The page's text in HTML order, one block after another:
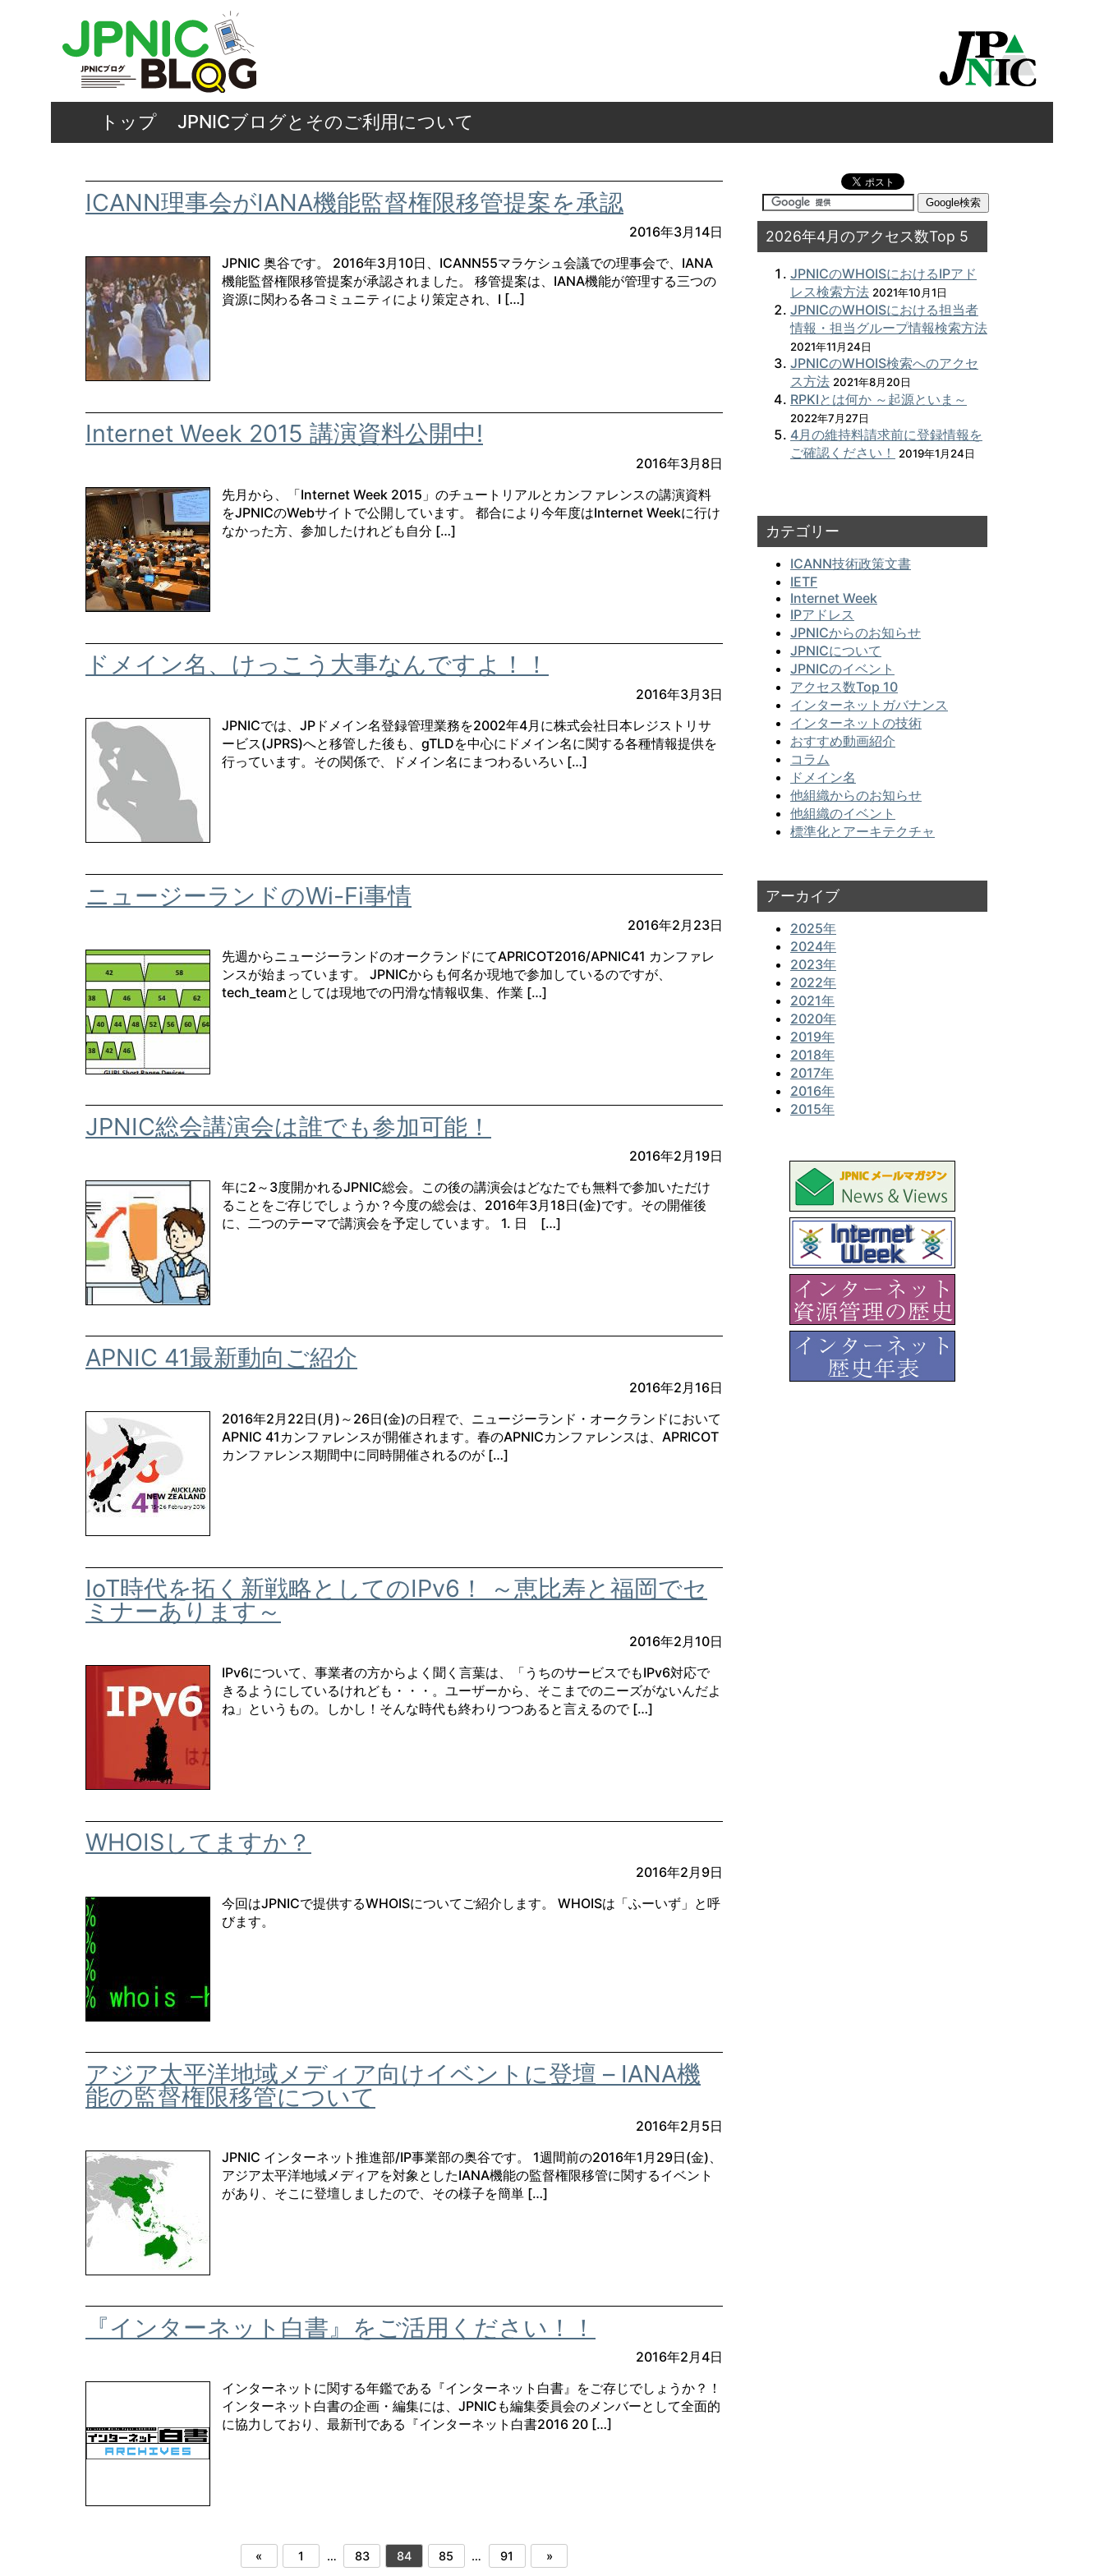
トップ JPNICブログとそのご利用について
ICANN理事会がIANA機能監督権限移管提案を承認
2016年3月14日
JPNIC 奥谷です。 2016年3月10日、ICANN55マラケシュ会議での理事会で、IANA
機能監督権限移管提案が承認されました。 移管提案は、IANA機能が管理する三つの
資源に関わる各コミュニティにより策定され、I […]
Internet Week 2015 講演資料公開中!
2016年3月8日
先月から、「Internet Week 2015」のチュートリアルとカンファレンスの講演資料
をJPNICのWebサイトで公開しています。 都合により今年度はInternet Weekに行け
なかった方、参加したけれども自分 […]
ドメイン名、けっこう大事なんですよ！！
2016年3月3日
JPNICでは、JPドメイン名登録管理業務を2002年4月に株式会社日本レジストリサ
ービス(JPRS)へと移管した後も、gTLDを中心にドメイン名に関する各種情報提供を
行っています。その関係で、ドメイン名にまつわるいろい […]
ニュージーランドのWi-Fi事情
2016年2月23日
先週からニュージーランドのオークランドにてAPRICOT2016/APNIC41 カンファレ
ンスが始まっています。 JPNICからも何名か現地で参加しているのですが、
tech_teamとしては現地での円滑な情報収集、作業 […]
JPNIC総会講演会は誰でも参加可能！
2016年2月19日
年に2～3度開かれるJPNIC総会。この後の講演会はどなたでも無料で参加いただけ
ることをご存じでしょうか？今度の総会は、2016年3月18日(金)です。その開催後
に、二つのテーマで講演会を予定しています。 1. 日 […]
APNIC 41最新動向ご紹介
2016年2月16日
2016年2月22日(月)～26日(金)の日程で、ニュージーランド・オークランドにおいて
APNIC 41カンファレンスが開催されます。春のAPNICカンファレンスは、APRICOT
カンファレンス期間中に同時開催されるのが […]
IoT時代を拓く新戦略としてのIPv6！ ～恵比寿と福岡でセ
ミナーあります～
2016年2月10日
IPv6について、事業者の方からよく聞く言葉は、「うちのサービスでもIPv6対応で
きるようにしているけれども・・・。ユーザーから、そこまでのニーズがないんだよ
ね」というもの。しかし！そんな時代も終わりつつあると言えるので […]
WHOISしてますか？
2016年2月9日
今回はJPNICで提供するWHOISについてご紹介します。 WHOISは「ふーいず」と呼
びます。
アジア太平洋地域メディア向けイベントに登壇 – IANA機
能の監督権限移管について
2016年2月5日
JPNIC インターネット推進部/IP事業部の奥谷です。 1週間前の2016年1月29日(金)、
アジア太平洋地域メディアを対象としたIANA機能の監督権限移管に関するイベント
があり、そこに登壇しましたので、その様子を簡単 […]
『インターネット白書』をご活用ください！！
2016年2月4日
インターネットに関する年鑑である『インターネット白書』をご存じでしょうか？！
インターネット白書の企画・編集には、JPNICも編集委員会のメンバーとして全面的
に協力しており、最新刊である『インターネット白書2016 20 […]
« 1 … 83 84 85 … 91 »
2026年4月のアクセス数Top 5
JPNICのWHOISにおけるIPアド
レス検索方法 2021年10月1日
JPNICのWHOISにおける担当者
情報・担当グループ情報検索方法
2021年11月24日
JPNICのWHOIS検索へのアクセ
ス方法 2021年8月20日
RPKIとは何か ～起源といま～
2022年7月27日
4月の維持料請求前に登録情報を
ご確認ください！
2019年1月24日
カテゴリー
ICANN技術政策文書
IETF
Internet Week
IPアドレス
JPNICからのお知らせ
JPNICについて
JPNICのイベント
アクセス数Top 10
インターネットガバナンス
インターネットの技術
おすすめ動画紹介
コラム
ドメイン名
他組織からのお知らせ
他組織のイベント
標準化とアーキテクチャ
アーカイブ
2025年
2024年
2023年
2022年
2021年
2020年
2019年
2018年
2017年
2016年
2015年